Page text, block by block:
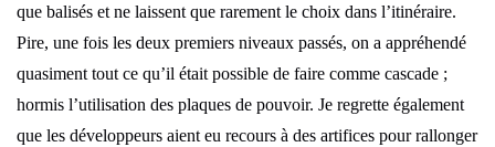
que balisés et ne laissent que rarement le choix dans l’itinéraire.
Pire, une fois les deux premiers niveaux passés, on a appréhendé
quasiment tout ce qu’il était possible de faire comme cascade ;
hormis l’utilisation des plaques de pouvoir. Je regrette également
que les développeurs aient eu recours à des artifices pour rallonger